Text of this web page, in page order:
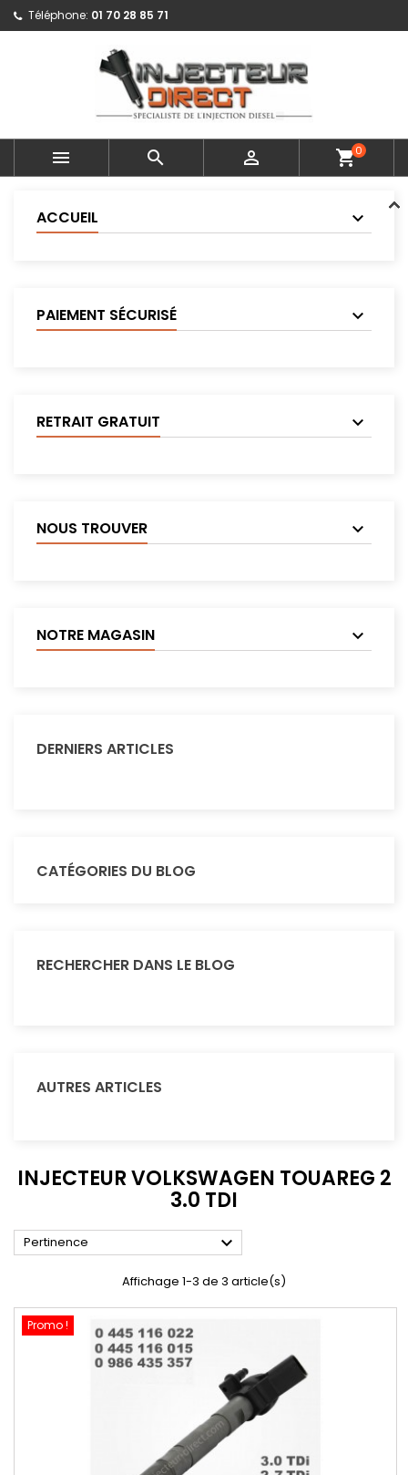
Téléphone: 01 70 28 85 71
   shopping_cart0
ACCUEIL
PAIEMENT SÉCURISÉ
RETRAIT GRATUIT
NOUS TROUVER
NOTRE MAGASIN
DERNIERS ARTICLES
CATÉGORIES DU BLOG
RECHERCHER DANS LE BLOG
AUTRES ARTICLES
INJECTEUR VOLKSWAGEN TOUAREG 2
3.0 TDI
Pertinence 
Affichage 1-3 de 3 article(s)
Promo !